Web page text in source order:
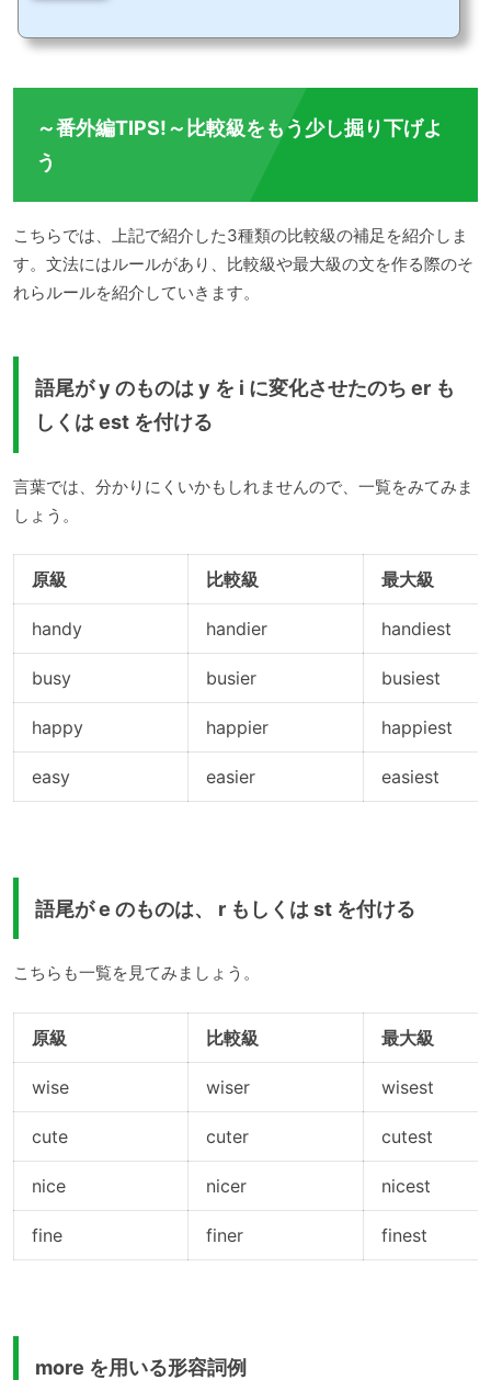
が知っている英単語normalが真っ先に思いつきますよね。しかし、「う～ん、ふつ
～番外編TIPS!～比較級をもう少し掘り下げよ
う
こちらでは、上記で紹介した3種類の比較級の補足を紹介しま
す。文法にはルールがあり、比較級や最大級の文を作る際のそ
れらルールを紹介していきます。
語尾が y のものは y を i に変化させたのち er も
しくは est を付ける
言葉では、分かりにくいかもしれませんので、一覧をみてみま
しょう。
原級 比較級 最大級
handy handier handiest
busy busier busiest
happy happier happiest
easy easier easiest
語尾が e のものは、 r もしくは st を付ける
こちらも一覧を見てみましょう。
原級 比較級 最大級
wise wiser wisest
cute cuter cutest
nice nicer nicest
fine finer finest
more を用いる形容詞例